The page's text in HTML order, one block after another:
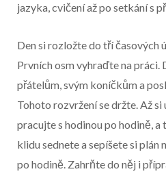
jazyka, cvičení až po setkání s
Začátek reklamy
Konec reklamy
Den si rozložte do tří časových
Prvních osm vyhraďte na práci.
přátelům, svým koníčkům a
Tohoto rozvržení se držte. Až
pracujte s hodinou po hodině, a
klidu sednete a sepíšete si plán
po hodině. Zahrňte do něj i